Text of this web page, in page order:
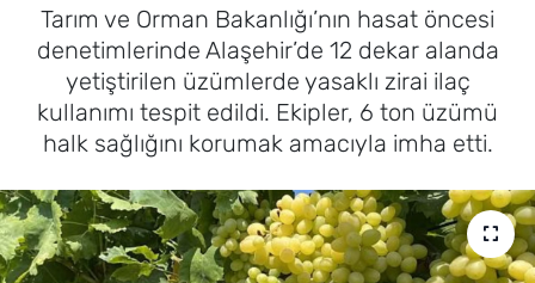
Tarım ve Orman Bakanlığı’nın hasat öncesi
denetimlerinde Alaşehir’de 12 dekar alanda
yetiştirilen üzümlerde yasaklı zirai ilaç
kullanımı tespit edildi. Ekipler, 6 ton üzümü
halk sağlığını korumak amacıyla imha etti.
EĞİTİM
SAĞLIK
MAGAZİN
Tüm Manşetler
Son Dakika Haberleri